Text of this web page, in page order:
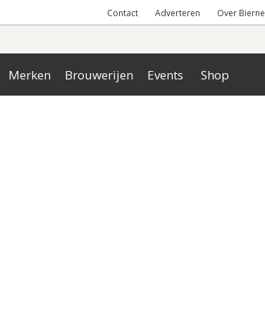
Contact Adverteren Over
Merken Brouwerijen Events Shop